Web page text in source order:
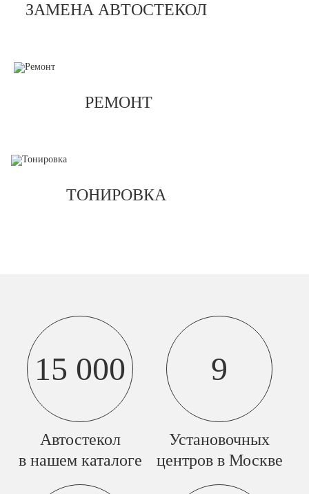
ЗАМЕНА АВТОСТЕКОЛ
РЕМОНТ
ТОНИРОВКА
15 000
Автостекол
в нашем каталоге
9
Установочных
центров в Москве